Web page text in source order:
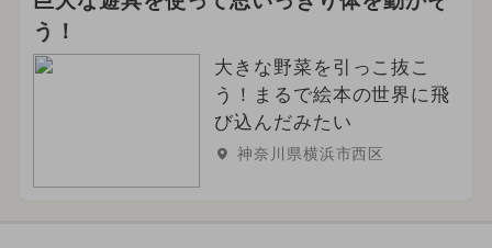
う！
大きな野菜を引っこ抜こ
う！まるで絵本の世界に飛
び込んだみたい
神奈川県横浜市西区